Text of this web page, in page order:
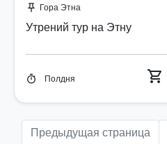
push_pin Гора Этна
Утрений тур на Этну
timer Полдня shopping_cart
Предыдущая страница